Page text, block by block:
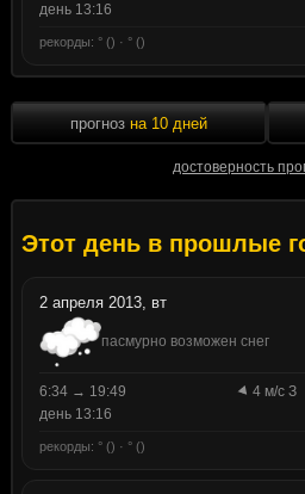
день 13:16
рекорды: ° () · ° ()
прогноз на 10 дней
достоверность
Этот день в прошлые
2 апреля 2013, вт
пасмурно возможен снег
6:34 → 19:49
4 м/с З
день 13:16
рекорды: ° () · ° ()